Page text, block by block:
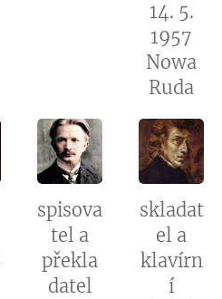
14. 5.
1957
Nowa
Ruda
spisova
tel a
překla
datel
skladat
el a
klavírn
í